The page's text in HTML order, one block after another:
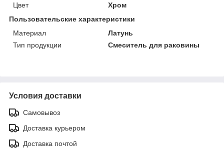
Цвет
Хром
Пользовательские характеристики
Материал
Латунь
Тип продукции
Смеситель для раковины
Условия доставки
Самовывоз
Доставка курьером
Доставка почтой